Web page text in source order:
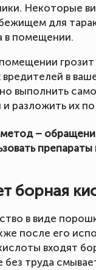
Некоторые
для
в помещении.
помещении
вредителей в
выполнить
разложить их по
–
борная
в виде
после его
входят
без труда